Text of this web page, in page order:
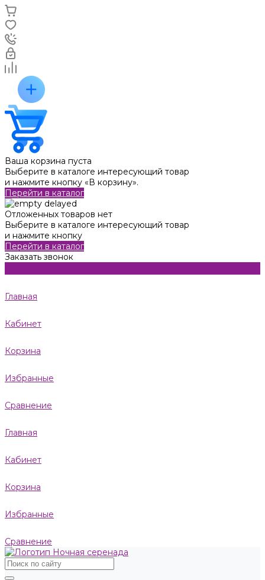
Ваша корзина пуста
Выберите в каталоге интересующий товар
и нажмите кнопку «В корзину».
Перейти в каталог
Отложенных товаров нет
Выберите в каталоге интересующий товар
и нажмите кнопку
Перейти в каталог
Заказать звонок
Главная
Кабинет
Корзина
Избранные
Сравнение
Главная
Кабинет
Корзина
Избранные
Сравнение